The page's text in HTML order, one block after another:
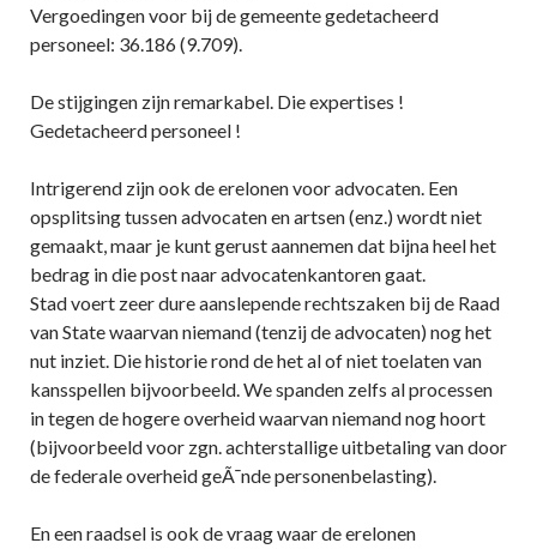
Vergoedingen voor bij de gemeente gedetacheerd
personeel: 36.186 (9.709).
De stijgingen zijn remarkabel. Die expertises !
Gedetacheerd personeel !
Intrigerend zijn ook de erelonen voor advocaten. Een
opsplitsing tussen advocaten en artsen (enz.) wordt niet
gemaakt, maar je kunt gerust aannemen dat bijna heel het
bedrag in die post naar advocatenkantoren gaat.
Stad voert zeer dure aanslepende rechtszaken bij de Raad
van State waarvan niemand (tenzij de advocaten) nog het
nut inziet. Die historie rond de het al of niet toelaten van
kansspellen bijvoorbeeld. We spanden zelfs al processen
in tegen de hogere overheid waarvan niemand nog hoort
(bijvoorbeeld voor zgn. achterstallige uitbetaling van door
de federale overheid geÃ¯nde personenbelasting).
En een raadsel is ook de vraag waar de erelonen